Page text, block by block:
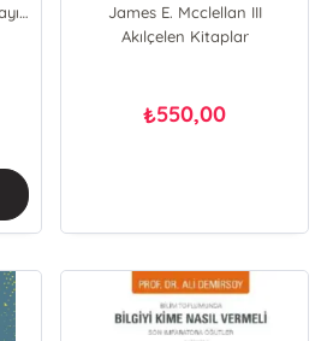
Türkiye İş Bankası Kültür Yayınları
James E. Mcclellan III
Harold Dorn
Akılçelen Kitaplar
₺550,00